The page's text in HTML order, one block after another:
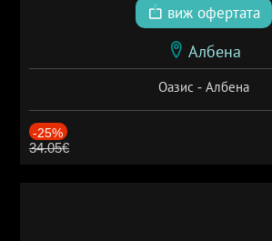
виж офертата
Албена
Оазис - Албена
-25%
34.05€